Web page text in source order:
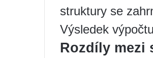
struktury se
Výsledek
Rozdíly mezi